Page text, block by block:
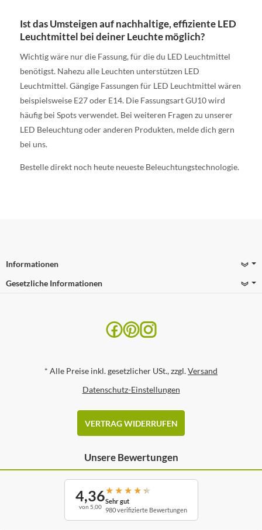
Ist das Umsteigen auf nachhaltige, effiziente LED
Leuchtmittel bei deiner Leuchte möglich?
Wichtig wäre nur die Fassung, für die du LED Leuchtmittel
benötigst. Nahezu alle Leuchten unterstützen LED
Leuchtmittel. Gängige Fassungen für LED Leuchtmittel wären
beispielsweise E27 oder E14. Die Fassungsart GU10 wird
häufig bei Spots verwendet. Bei weiteren Fragen zu unserer
LED Beleuchtung oder anderen Produkten, melde dich gern
bei uns.
Bestelle direkt noch heute neueste Beleuchtungstechnologie.
Informationen
Gesetzliche Informationen
* Alle Preise inkl. gesetzlicher USt., zzgl.Versand
Datenschutz-Einstellungen
VERTRAG WIDERRUFEN
Unsere Bewertungen
4,36
von 5,00
★ ★ ★ ★ ★
Sehr gut
980 verifizierte Bewertungen